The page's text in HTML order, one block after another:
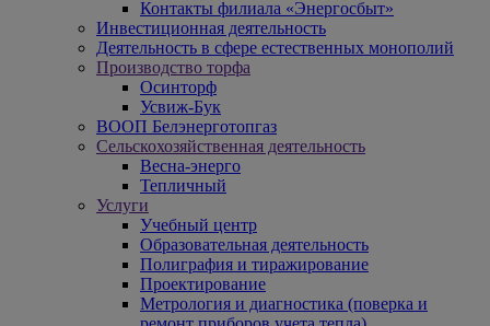
Контакты филиала «Энергосбыт»
Инвестиционная деятельность
Деятельность в сфере естественных монополий
Производство торфа
Осинторф
Усвиж-Бук
ВООП Белэнерготопгаз
Сельскохозяйственная деятельность
Весна-энерго
Тепличный
Услуги
Учебный центр
Образовательная деятельность
Полиграфия и тиражирование
Проектирование
Метрология и диагностика (поверка и